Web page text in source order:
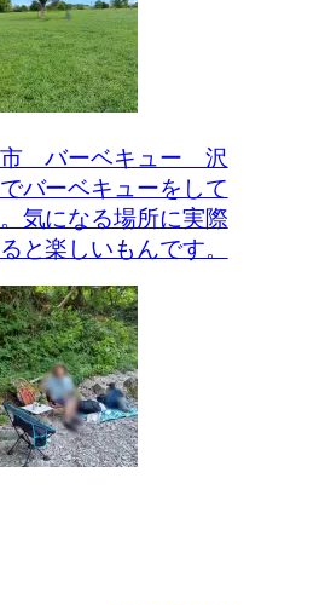
市 バーベキュー 沢
バーベキューをして
気になる場所に実際
と楽しいもんです。